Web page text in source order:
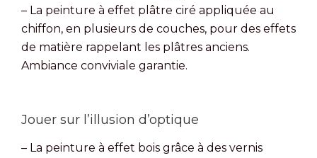
– La peinture à effet plâtre ciré appliquée au
chiffon, en plusieurs de couches, pour des effets
de matière rappelant les plâtres anciens.
Ambiance conviviale garantie.
Jouer sur l’illusion d’optique
– La peinture à effet bois grâce à des vernis